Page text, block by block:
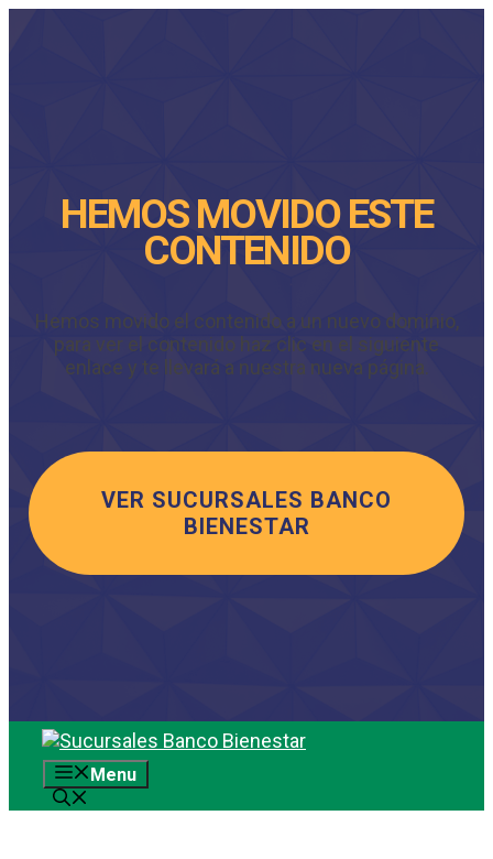
HEMOS MOVIDO ESTE
CONTENIDO
Hemos movido el contenido a un nuevo dominio,
para ver el contenido haz clic en el siguiente
enlace y te llevará a nuestra nueva página.
VER SUCURSALES BANCO
BIENESTAR
Saltar
contenidoMenu